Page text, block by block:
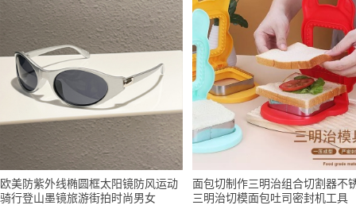
欧美防紫外线椭圆框太阳镜防风运动
骑行登山墨镜旅游街拍时尚男女
面包切制作三明治组合切割器不
三明治切模面包吐司密封机工具